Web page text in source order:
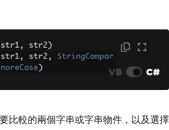
str1, str2 )
str1, str2 ,
StringCompar
) VB C#
比較的兩個字串或字串物件，以及選擇